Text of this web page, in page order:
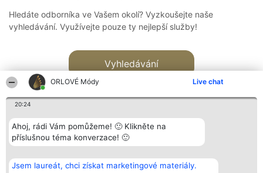
ORLOVÉ Módy Live chat
20:24
Ahoj, rádi Vám pomůžeme! 🙂 Klikněte na
příslušnou téma konverzace! 🙂
Jsem laureát, chci získat marketingové materiály.
Hledáte odborníka ve Vašem okolí? Vyzkoušejte naše
vyhledávání. Využívejte pouze ty nejlepší služby!
Vyhledávání
Bright Side Solutions sp. z o.
o. sp. k.
Vítězové
Seznam všech
Kontakt